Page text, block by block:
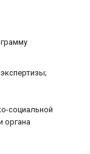
социальной
органа